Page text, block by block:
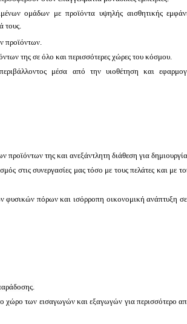
ομάδων με προϊόντα υψηλής αισθητικής
τους.
προϊόντων.
της σε όλο και περισσότερες χώρες του κόσμου.
μέσα από την υιοθέτηση και
προϊόντων της και ανεξάντλητη διάθεση για δημιουργία.
στις συνεργασίες μας τόσο με τους πελάτες και με
φυσικών πόρων και ισόρροπη οικονομική ανάπτυξη
χώρο των εισαγωγών και εξαγωγών για περισσότερο